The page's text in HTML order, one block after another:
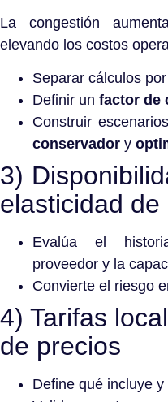
La congestión
elevando los costos
Separar cálculos por
Definir un factor de
Construir
conservador y
3)
elasticidad de
Evalúa el
proveedor y la
Convierte el riesgo
4) Tarifas
de precios
Define qué incluye